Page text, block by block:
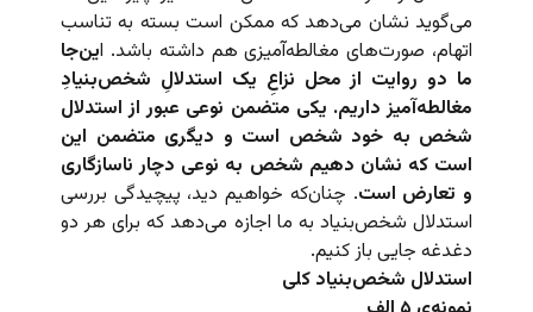
می‌گوید نشان می‌دهد که ممکن است بسته به تناسب
اتهام، صورت‌‌های مغالطه‌آمیزی هم داشته باشد. این‌جا
ما دو روایت از محل نزاعِ یک استدلالِ شخص‌بنیادِ
مغالطه‌آمیز داریم. یکی متضمن نوعی عبور از استدلال
شخص به خود شخص است و دیگری متضمن این
است که نشان دهیم شخص به نوعی دچار ناسازگاری
و تعارض است. چنان‌که خواهیم دید، پیچیدگی بررسی
استدلال شخص‌بنیاد به ما اجازه می‌دهد که برای هر دو
دغدغه جایی باز کنیم.
استدلال شخص‌بنیاد کلی